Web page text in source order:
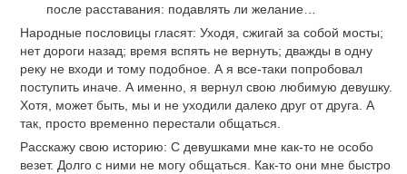
после расставания: подавлять ли желание…
Народные пословицы гласят: Уходя, сжигай за собой мосты;
нет дороги назад; время вспять не вернуть; дважды в одну
реку не входи и тому подобное. А я все-таки попробовал
поступить иначе. А именно, я вернул свою любимую девушку.
Хотя, может быть, мы и не уходили далеко друг от друга. А
так, просто временно перестали общаться.
Расскажу свою историю: С девушками мне как-то не особо
везет. Долго с ними не могу общаться. Как-то они мне быстро